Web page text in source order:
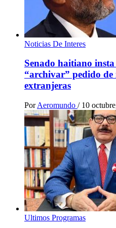
Noticias De Interes
Senado haitiano
“archivar” pedido de
extranjeras
Por Aeromundo / 10
Ultimos Programas